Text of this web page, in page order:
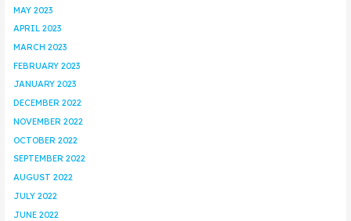
MAY 2023
APRIL 2023
MARCH 2023
FEBRUARY 2023
JANUARY 2023
DECEMBER 2022
NOVEMBER 2022
OCTOBER 2022
SEPTEMBER 2022
AUGUST 2022
JULY 2022
JUNE 2022